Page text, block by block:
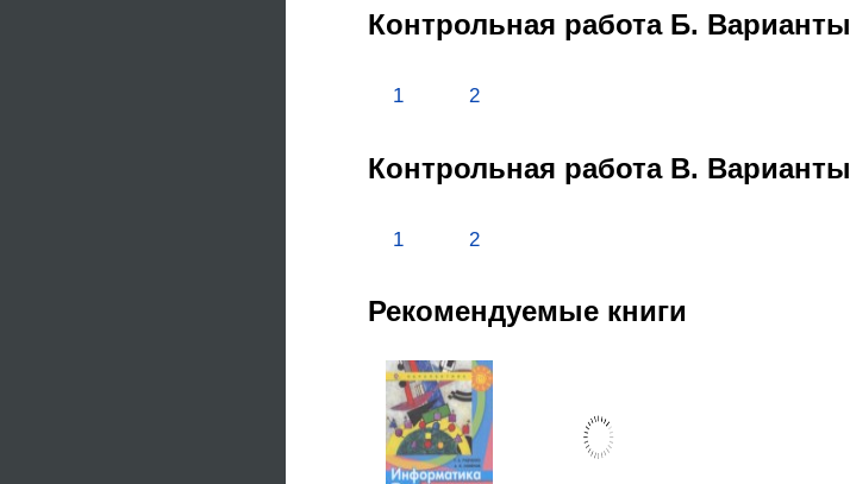
Контрольная работа Б. Варианты
1 2
Контрольная работа В. Варианты
1 2
Рекомендуемые книги